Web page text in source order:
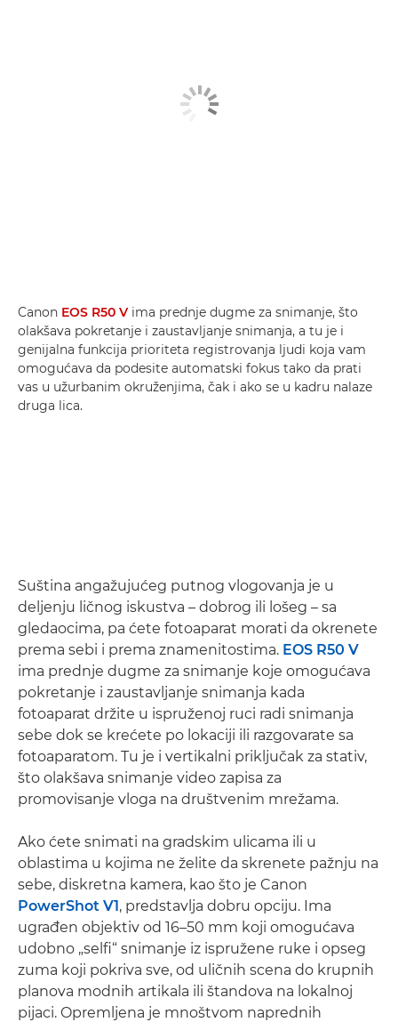
Canon EOS R50 V ima prednje dugme za snimanje, što
olakšava pokretanje i zaustavljanje snimanja, a tu je i
genijalna funkcija prioriteta registrovanja ljudi koja vam
omogućava da podesite automatski fokus tako da prati
vas u užurbanim okruženjima, čak i ako se u kadru nalaze
druga lica.
Suština angažujućeg putnog vlogovanja je u
deljenju ličnog iskustva – dobrog ili lošeg – sa
gledaocima, pa ćete fotoaparat morati da okrenete
prema sebi i prema znamenitostima. EOS R50 V
ima prednje dugme za snimanje koje omogućava
pokretanje i zaustavljanje snimanja kada
fotoaparat držite u ispruženoj ruci radi snimanja
sebe dok se krećete po lokaciji ili razgovarate sa
fotoaparatom. Tu je i vertikalni priključak za stativ,
što olakšava snimanje video zapisa za
promovisanje vloga na društvenim mrežama.
Ako ćete snimati na gradskim ulicama ili u
oblastima u kojima ne želite da skrenete pažnju na
sebe, diskretna kamera, kao što je Canon
PowerShot V1, predstavlja dobru opciju. Ima
ugrađen objektiv od 16–50 mm koji omogućava
udobno „selfi“ snimanje iz ispružene ruke i opseg
zuma koji pokriva sve, od uličnih scena do krupnih
planova modnih artikala ili štandova na lokalnoj
pijaci. Opremljena je mnoštvom naprednih